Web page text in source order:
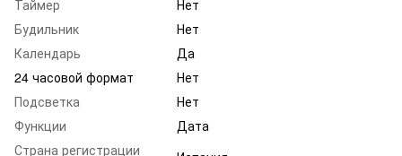
Таймер
Нет
Будильник
Нет
Календарь
Да
24 часовой формат
Нет
Подсветка
Нет
Функции
Дата
Страна регистрации